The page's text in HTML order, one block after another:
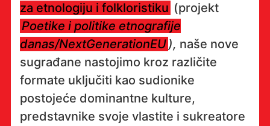
za etnologiju i folkloristiku (projekt
Poetike i politike etnografije
danas/NextGenerationEU), naše nove
sugrađane nastojimo kroz različite
formate uključiti kao sudionike
postojeće dominantne kulture,
predstavnike svoje vlastite i sukreatore